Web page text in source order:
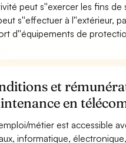
peut s''exercer les fins
s''effectuer à l''extérieur,
d''équipements de
et
en
métier est accessible
informatique,